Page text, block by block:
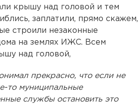
крышу над головой и тем
заплатили, прямо скажем,
строили незаконные
на землях ИЖС. Всем
над головой,
прекрасно, что если не
то муниципальные
службы остановить это